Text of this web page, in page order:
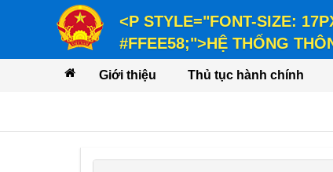
<P STYLE="FONT-SIZE:
#FFEE58;">HỆ THỐNG
<P STYLE="FONT-SIZE: 14PX;
VỤ</P>
Giới thiệu Thủ tục hành chính